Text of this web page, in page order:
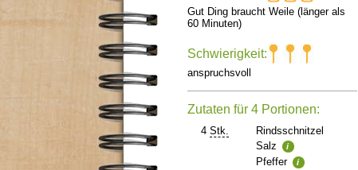
Gut Ding braucht Weile (länger als
60 Minuten)
Schwierigkeit:
anspruchsvoll
Zutaten für 4 Portionen:
4 Stk.
Rindsschnitzel
Salz
i
Pfeffer i